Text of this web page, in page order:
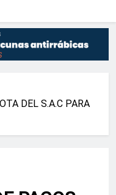
DEL S.A.C PARA